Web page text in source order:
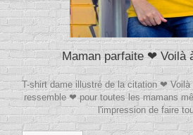
Maman parfaite ❤ Voilà
T-shirt dame illustré de la citation ❤
ressemble ❤ pour toutes les mamans
l'impression de faire